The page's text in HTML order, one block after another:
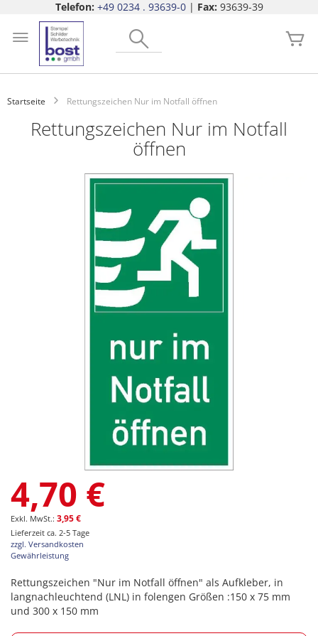
Telefon: +49 0234 . 93639-0| Fax: 93639-39
springen
Startseite Rettungszeichen Nur im Notfall öffnen
Rettungszeichen Nur im Notfall
öffnen
Anfang
der
Bildgalerie
springen
4,70 €
3,95 €
Lieferzeit ca. 2-5 Tage
zzgl. Versandkosten
Gewährleistung
Rettungszeichen "Nur im Notfall öffnen" als Aufkleber, in
langnachleuchtend (LNL) in folengen Größen :150 x 75 mm
und 300 x 150 mm